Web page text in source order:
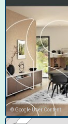
© Google User Content